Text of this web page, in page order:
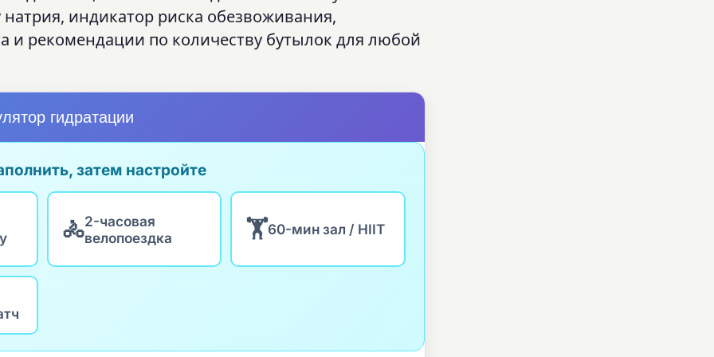
индикатор риска обезвоживания,
рекомендации по количеству бутылок для любой
гидратации
затем настройте
🚴2-часовая
велопоездка
🏋60-мин зал / HIIT